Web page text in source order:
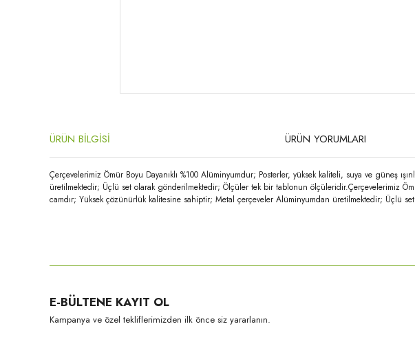
ÜRÜN BİLGİSİ ÜRÜN YORUMLARI
Çerçevelerimiz Ömür Boyu Dayanıklı %100 Alüminyumdur; Posterler, yüksek kaliteli, suya ve güneş
üretilmektedir; Üçlü set olarak gönderilmektedir; Ölçüler tek bir tablonun ölçüleridir.Çerçevelerimiz
camdır; Yüksek çözünürlük kalitesine sahiptir; Metal çerçeveler Alüminyumdan üretilmektedir; Üçlü
Ürün açıklamasında eksik bilgiler bulunuyor.
Ürün bilgilerinde hatalar bulunuyor.
E-BÜLTENE KAYIT OL
Kampanya ve özel tekliflerimizden ilk önce siz yararlanın.